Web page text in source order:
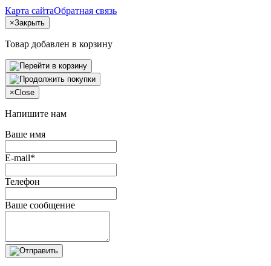
Карта сайтаОбратная связь
×Закрыть
Товар добавлен в корзину
×Close
Напишите нам
Ваше имя
E-mail*
Телефон
Ваше сообщение